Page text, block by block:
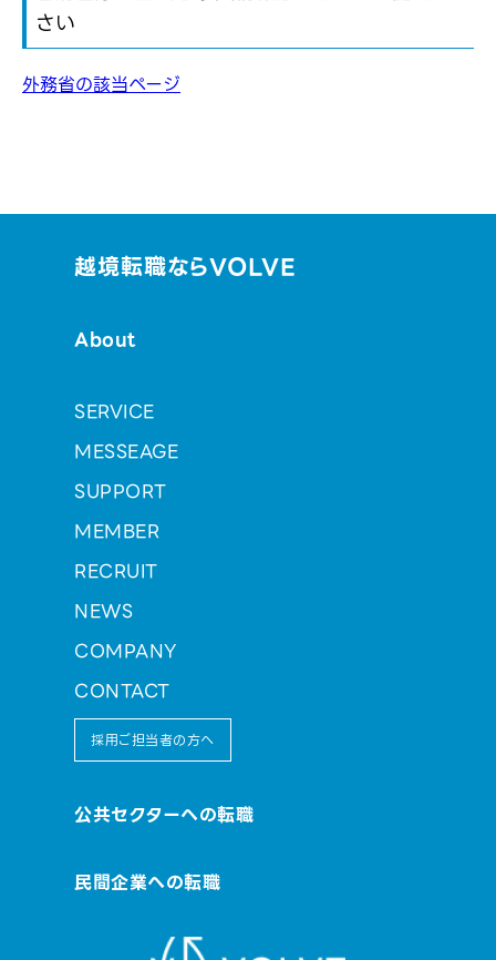
さい
外務省の該当ページ
越境転職ならVOLVE
About
SERVICE
MESSEAGE
SUPPORT
MEMBER
RECRUIT
NEWS
COMPANY
CONTACT
採用ご担当者の方へ
公共セクターへの転職
民間企業への転職